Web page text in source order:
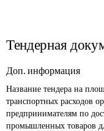
Тендерная
Доп. информация
Название тендера на
транспортных расходов
предпринимателям по
промышленных товаров